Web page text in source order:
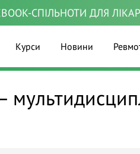
СПІЛЬНОТИ ДЛЯ
Курси Новини